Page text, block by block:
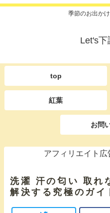
季節のお出か
Let's下
top
紅葉
お問
アフィリエイト
洗濯 汗の匂い 取れ
解決する究極のガイ